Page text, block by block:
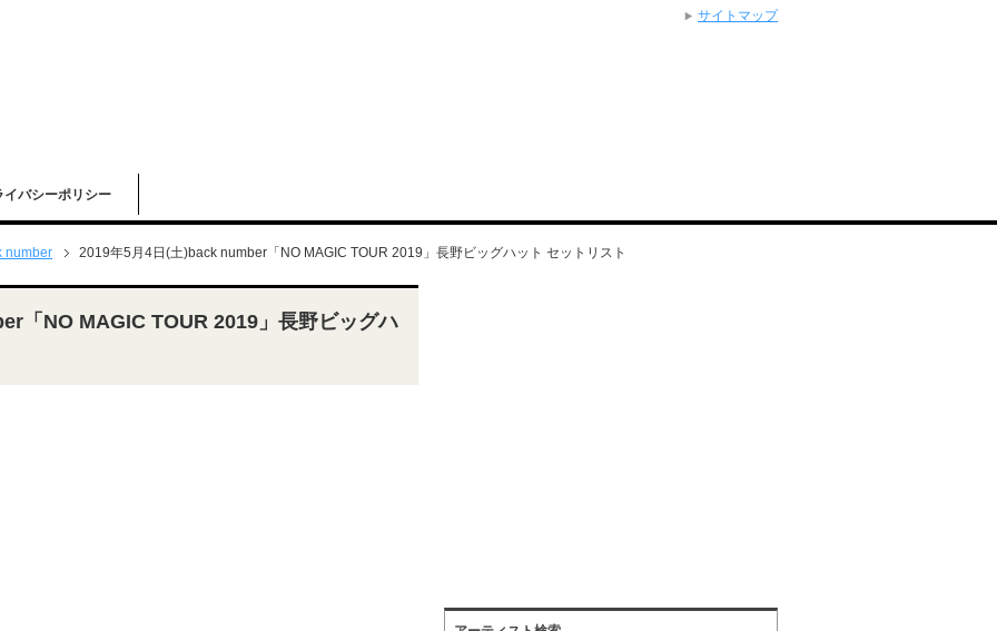
イバシーポリシー
number 2019年5月4日(土)back number「NO MAGIC TOUR 2019」長野ビッグハット セットリスト
「NO MAGIC TOUR 2019」長野ビッグハ
サイトマップ